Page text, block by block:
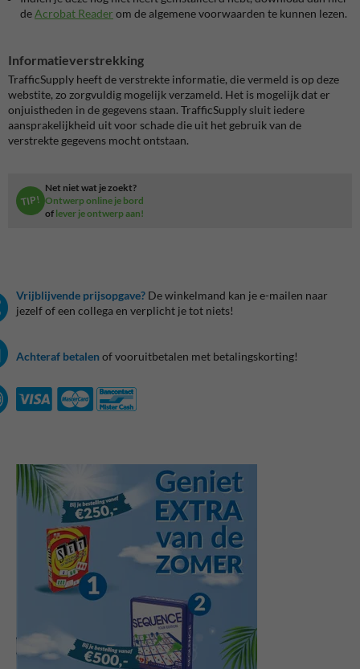
TIP!
Net niet wat je zoekt?
Ontwerp online je bord
of lever je ontwerp aan!
Vrijblijvende prijsopgave? De winkelmand kan je e-mailen naar
jezelf of een collega en verplicht je tot niets!
Achteraf betalen of vooruitbetalen met betalingskorting!
deAcrobat Reader om de algemene voorwaarden te kunnen lezen.
Informatieverstrekking
TrafficSupply heeft de verstrekte informatie, die vermeld is op deze
webstite, zo zorgvuldig mogelijk verzameld. Het is mogelijk dat er
onjuistheden in de gegevens staan. TrafficSupply sluit iedere
aansprakelijkheid uit voor schade die uit het gebruik van de
verstrekte gegevens mocht ontstaan.